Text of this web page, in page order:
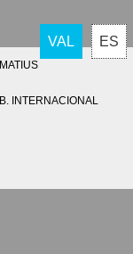
VAL ES
B. INTERNACIONAL